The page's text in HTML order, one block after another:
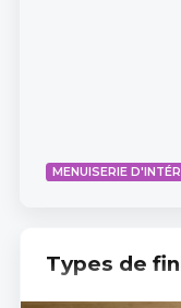
MENUISERIE
Types de